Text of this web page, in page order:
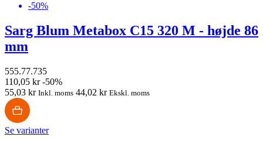
-50%
Sarg Blum Metabox C15 320 M - højde 86
mm
555.77.735
110,05 kr -50%
55,03 kr Inkl. moms 44,02 kr Ekskl. moms
Se varianter